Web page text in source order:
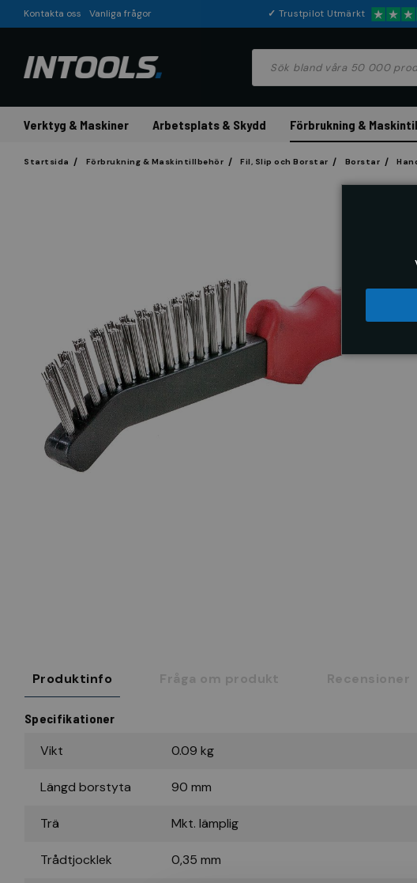
Kontakta oss Vanliga frågor ✓ Trustpilot Utmärkt
Verktyg & Maskiner Arbetsplats & Skydd Förbrukning &
Startsida Förbrukning & Maskintillbehör Fil, Slip och Borstar Borstar
Produktinfo Fråga om produkt Recensioner
Specifikationer
Vikt 0.09 kg
Längd borstyta 90 mm
Trä Mkt. lämplig
Trådtjocklek 0,35 mm